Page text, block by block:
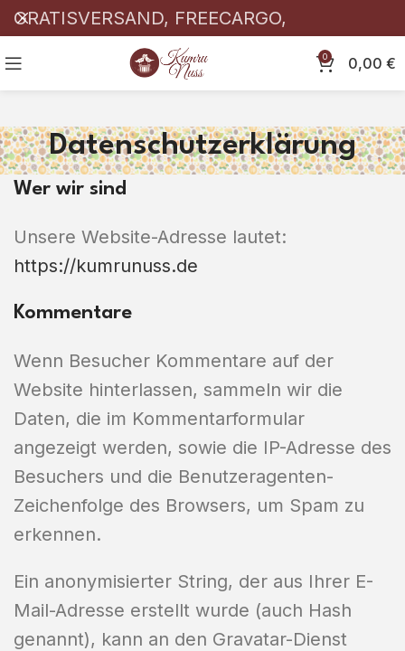
0 0,00 €
Datenschutzerklärung
Wer wir sind
Unsere Website-Adresse lautet:
https://kumrunuss.de
Kommentare
Wenn Besucher Kommentare auf der
Website hinterlassen, sammeln wir die
Daten, die im Kommentarformular
angezeigt werden, sowie die IP-Adresse des
Besuchers und die Benutzeragenten-
Zeichenfolge des Browsers, um Spam zu
erkennen.
Ein anonymisierter String, der aus Ihrer E-
Mail-Adresse erstellt wurde (auch Hash
genannt), kann an den Gravatar-Dienst
GRATISVERSAND, FREECARGO,
KOSTENLOSER! 🎉